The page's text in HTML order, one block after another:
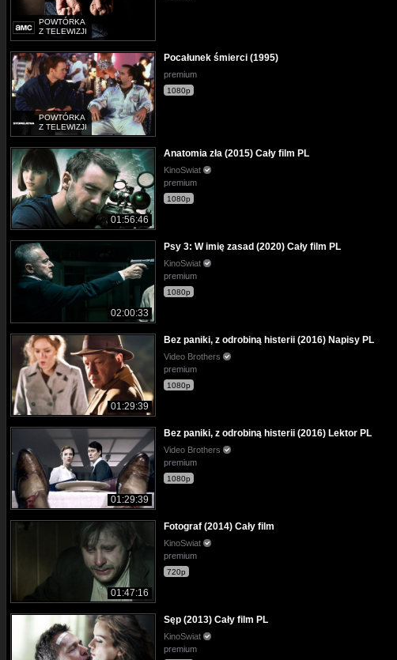
POWTÓRKA
Z TELEWIZJI
POWTÓRKA
Z TELEWIZJI
Pocałunek śmierci (1995)
premium
1080p
01:56:46
Anatomia zła (2015) Cały film PL
KinoSwiat
premium
1080p
02:00:33
Psy 3: W imię zasad (2020) Cały film PL
KinoSwiat
premium
1080p
01:29:39
Bez paniki, z odrobiną histerii (2016) Napisy PL
Video Brothers
premium
1080p
01:29:39
Bez paniki, z odrobiną histerii (2016) Lektor PL
Video Brothers
premium
1080p
01:47:16
Fotograf (2014) Cały film
KinoSwiat
premium
720p
Sęp (2013) Cały film PL
KinoSwiat
premium